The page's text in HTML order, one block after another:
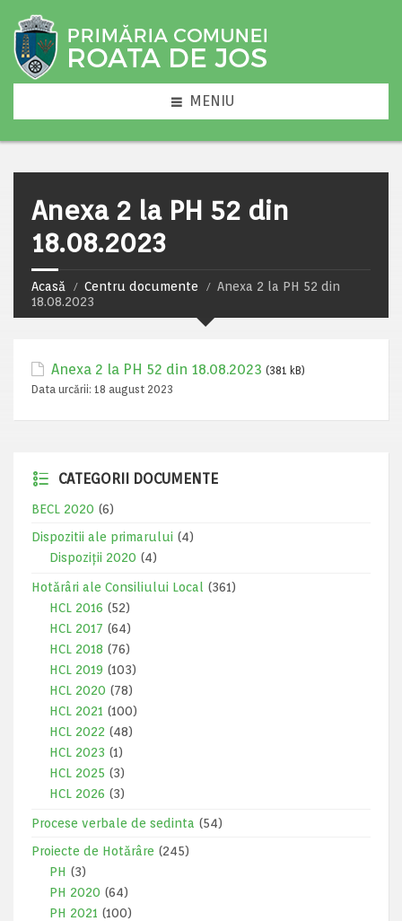
MENIU
Anexa 2 la PH 52 din
18.08.2023
Acasă Centru documente
Anexa 2 la PH 52 din
18.08.2023
Anexa 2 la PH 52 din 18.08.2023 (381 kB)
Data urcării: 18 august 2023
CATEGORII DOCUMENTE
BECL 2020 (6)
Dispozitii ale primarului (4)
Dispoziții 2020 (4)
Hotărâri ale Consiliului Local
(361)
HCL 2016 (52)
HCL 2017 (64)
HCL 2018 (76)
HCL 2019 (103)
HCL 2020 (78)
HCL 2021 (100)
HCL 2022 (48)
HCL 2023 (1)
HCL 2025 (3)
HCL 2026 (3)
Procese verbale de sedinta (54)
Proiecte de Hotărâre (245)
PH (3)
PH 2020 (64)
PH 2021 (100)